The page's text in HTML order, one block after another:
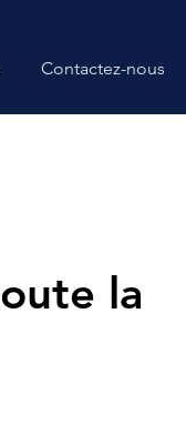
Contactez-nous
la